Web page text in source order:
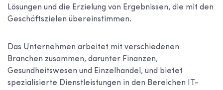
Lösungen und die Erzielung von Ergebnissen, die mit den
Geschäftszielen übereinstimmen.
Das Unternehmen arbeitet mit verschiedenen
Branchen zusammen, darunter Finanzen,
Gesundheitswesen und Einzelhandel, und bietet
spezialisierte Dienstleistungen in den Bereichen IT-